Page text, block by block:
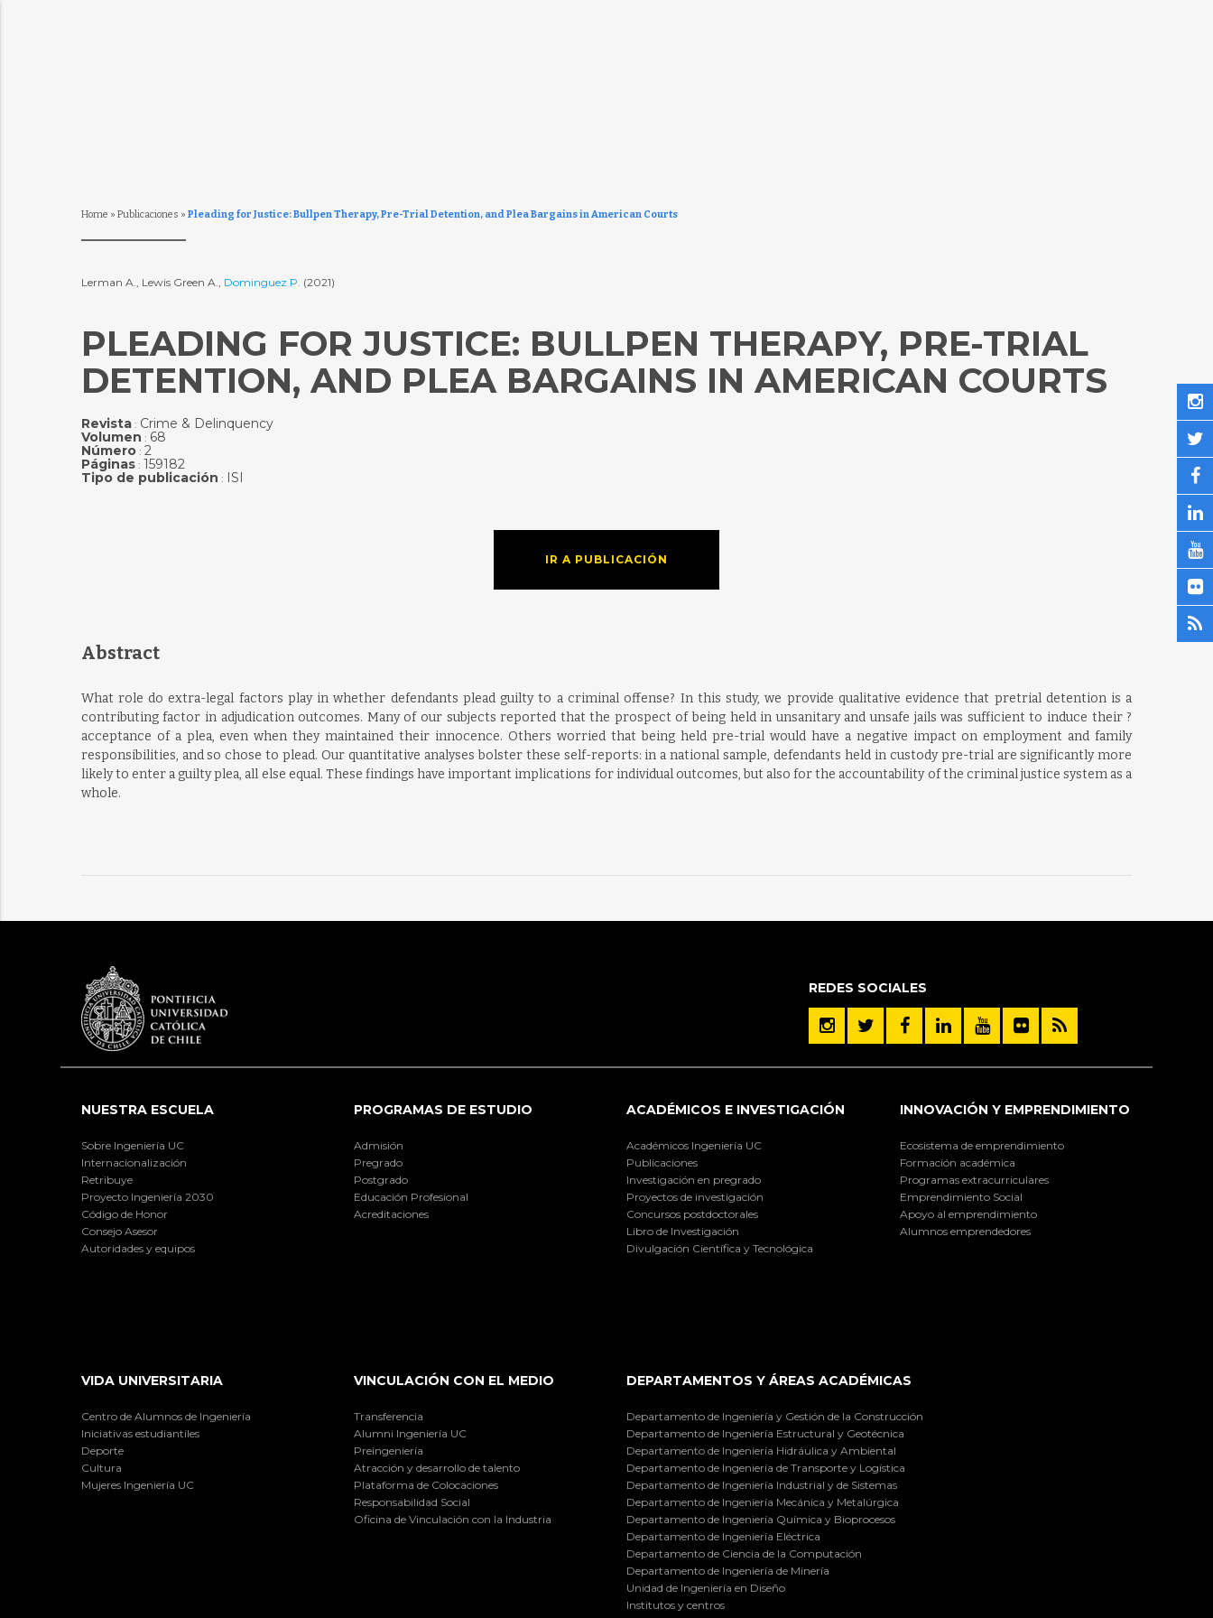
Home » Publicaciones » Pleading for Justice: Bullpen Therapy, Pre-Trial Detention, and Plea Bargains in American Courts
Lerman A., Lewis Green A., Dominguez P. (2021)
PLEADING FOR JUSTICE: BULLPEN THERAPY, PRE-TRIAL
DETENTION, AND PLEA BARGAINS IN AMERICAN COURTS
Revista: Crime & Delinquency
Volumen : 68
Número: 2
Páginas: 159182
Tipo de publicación : ISI
IR A PUBLICACIÓN
Abstract
What role do extra-legal factors play in whether defendants plead guilty to a criminal offense? In this study, we provide qualitative evidence that pretrial detention is a
contributing factor in adjudication outcomes. Many of our subjects reported that the prospect of being held in unsanitary and unsafe jails was sufficient to induce their ?
acceptance of a plea, even when they maintained their innocence. Others worried that being held pre-trial would have a negative impact on employment and family
responsibilities, and so chose to plead. Our quantitative analyses bolster these self-reports: in a national sample, defendants held in custody pre-trial are significantly more
likely to enter a guilty plea, all else equal. These findings have important implications for individual outcomes, but also for the accountability of the criminal justice system as a
whole.
REDES SOCIALES
NUESTRA ESCUELA
Sobre Ingeniería UC
Internacionalización
Retribuye
Proyecto Ingeniería 2030
Código de Honor
Consejo Asesor
Autoridades y equipos
PROGRAMAS DE ESTUDIO
Admisión
Pregrado
Postgrado
Educación Profesional
Acreditaciones
ACADÉMICOS E INVESTIGACIÓN
Académicos Ingeniería UC
Publicaciones
Investigación en pregrado
Proyectos de investigación
Concursos postdoctorales
Libro de Investigación
Divulgación Científica y Tecnológica
INNOVACIÓN Y EMPRENDIMIENTO
Ecosistema de emprendimiento
Formación académica
Programas extracurriculares
Emprendimiento Social
Apoyo al emprendimiento
Alumnos emprendedores
VIDA UNIVERSITARIA
Centro de Alumnos de Ingeniería
Iniciativas estudiantiles
Deporte
Cultura
Mujeres Ingeniería UC
VINCULACIÓN CON EL MEDIO
Transferencia
Alumni Ingeniería UC
Preingeniería
Atracción y desarrollo de talento
Plataforma de Colocaciones
Responsabilidad Social
Oficina de Vinculación con la Industria
DEPARTAMENTOS Y ÁREAS ACADÉMICAS
Departamento de Ingeniería y Gestión de la Construcción
Departamento de Ingeniería Estructural y Geotécnica
Departamento de Ingeniería Hidráulica y Ambiental
Departamento de Ingeniería de Transporte y Logística
Departamento de Ingeniería Industrial y de Sistemas
Departamento de Ingeniería Mecánica y Metalúrgica
Departamento de Ingeniería Química y Bioprocesos
Departamento de Ingeniería Eléctrica
Departamento de Ciencia de la Computación
Departamento de Ingeniería de Minería
Unidad de Ingeniería en Diseño
Institutos y centros